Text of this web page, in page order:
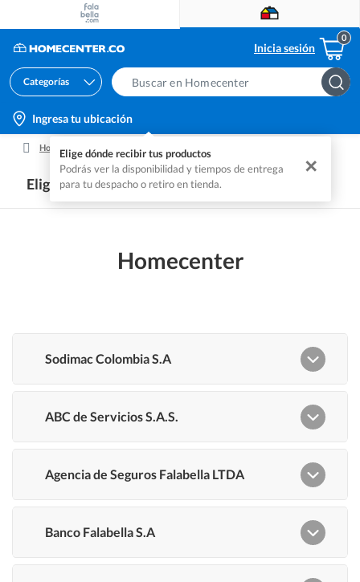
Inicia sesión
Categorías
Search
location-
icon
Ingresa tu ubicación
Elige dónde recibir tus productos
Podrás ver la disponibilidad y tiempos de entrega
para tu despacho o retiro en tienda.
✕
Home Homecenter Legales Protección De Datos
Elige la categoría
Autorización para el Tratamiento de Datos
Legales de nuestras tiendas
Falabella.com
Linio
Homecenter